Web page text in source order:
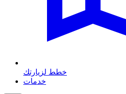
خطط لزيارتك
خدمات